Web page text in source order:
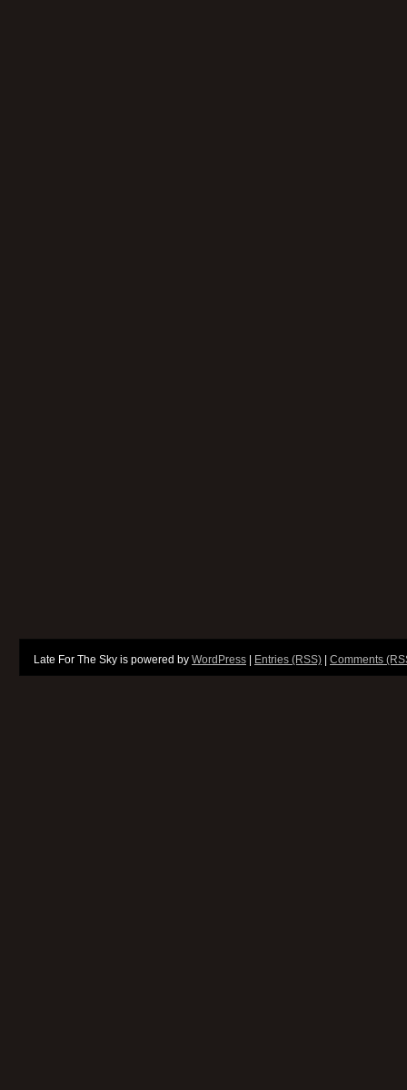
Late For The Sky is powered by WordPress Entries (RSS) Comments